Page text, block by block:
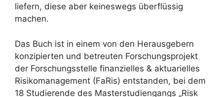
liefern, diese aber keineswegs überflüssig
machen.
Das Buch ist in einem von den Herausgebern
konzipierten und betreuten Forschungsprojekt
der Forschungsstelle finanzielles & aktuarielles
Risikomanagement (FaRis) entstanden, bei dem
18 Studierende des Masterstudiengangs „Risk